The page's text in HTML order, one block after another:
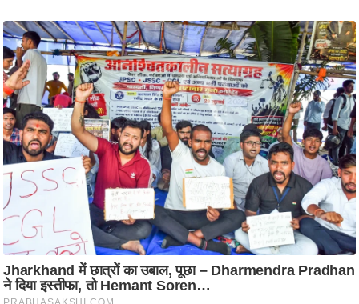
ले
श
न
शि
प
रा
ज
नी
ति
वि
श्ले
ष
ण